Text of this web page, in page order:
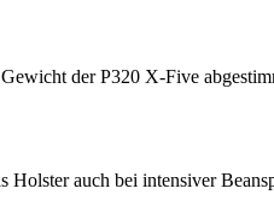
der P320 X-Five
Holster auch bei intensiver